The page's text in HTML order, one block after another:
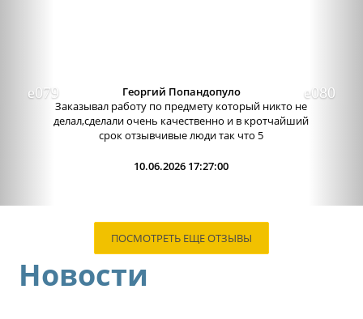
Отличный сервис, очень приятные
администраторы. Связь очень хорошо налажена,
поэтому можно узнавать новости о написании
работы. Сама...
09.06.2026 13:15:00
ПОСМОТРЕТЬ ЕЩЕ ОТЗЫВЫ
Новости